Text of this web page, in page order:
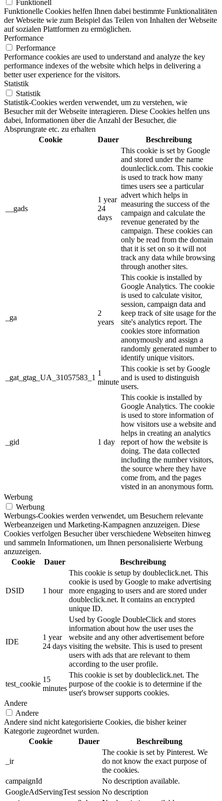
Funktionell
Funktionelle Cookies helfen Ihnen dabei bestimmte Funktionalitäten
der Webseite wie zum Beispiel das Teilen von Inhalten der Webseite
auf sozialen Plattformen zu ermöglichen.
Performance
Performance
Performance cookies are used to understand and analyze the key
performance indexes of the website which helps in delivering a
better user experience for the visitors.
Statistik
Statistik
Statistik-Cookies werden verwendet, um zu verstehen, wie
Besucher mit der Webseite interagieren. Diese Cookies helfen uns
dabei, Informationen über die Anzahl der Besucher, die
Absprungrate etc. zu erhalten
Cookie
Dauer Beschreibung
__gads
1 year
24
days
This cookie is set by Google
and stored under the name
dounleclick.com. This cookie
is used to track how many
times users see a particular
advert which helps in
measuring the success of the
campaign and calculate the
revenue generated by the
campaign. These cookies can
only be read from the domain
that it is set on so it will not
track any data while browsing
through another sites.
_ga
2
years
This cookie is installed by
Google Analytics. The cookie
is used to calculate visitor,
session, campaign data and
keep track of site usage for the
site's analytics report. The
cookies store information
anonymously and assign a
randomly generated number to
identify unique visitors.
_gat_gtag_UA_31057583_1
1
minute
This cookie is set by Google
and is used to distinguish
users.
_gid 1 day
This cookie is installed by
Google Analytics. The cookie
is used to store information of
how visitors use a website and
helps in creating an analytics
report of how the website is
doing. The data collected
including the number visitors,
the source where they have
come from, and the pages
visted in an anonymous form.
Werbung
Werbung
Werbungs-Cookies werden verwendet, um Besuchern relevante
Werbeanzeigen und Marketing-Kampagnen anzuzeigen. Diese
Cookies verfolgen Besucher über verschiedene Webseiten hinweg
und sammeln Informationen, um Ihnen personalisierte Werbung
anzuzeigen.
Cookie
Dauer Beschreibung
DSID 1 hour
This cookie is setup by doubleclick.net. This
cookie is used by Google to make advertising
more engaging to users and are stored under
doubleclick.net. It contains an encrypted
unique ID.
IDE
1 year
24 days
Used by Google DoubleClick and stores
information about how the user uses the
website and any other advertisement before
visiting the website. This is used to present
users with ads that are relevant to them
according to the user profile.
test_cookie
15
minutes
This cookie is set by doubleclick.net. The
purpose of the cookie is to determine if the
user's browser supports cookies.
Andere
Andere
Andere sind nicht kategorisierte Cookies, die bisher keiner
Kategorie zugeordnet wurden.
Cookie
Dauer Beschreibung
_ir
The cookie is set by Pinterest. We
do not know the exact purpose of
the cookies.
campaignId
No description available.
GoogleAdServingTest session No description